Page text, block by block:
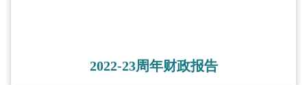
2022-23周年财政报告